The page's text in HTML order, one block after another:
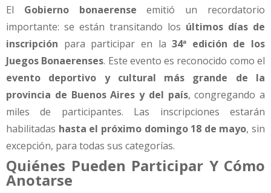
El Gobierno bonaerense emitió un recordatorio
importante: se están transitando los últimos días de
inscripción para participar en la34ª edición de los
Juegos Bonaerenses. Este evento es reconocido como el
evento deportivo y cultural más grande de la
provincia de Buenos Aires y del país, congregando a
miles de participantes. Las inscripciones estarán
habilitadas hasta el próximo domingo 18 de mayo, sin
excepción, para todas sus categorías.
Quiénes Pueden Participar Y Cómo
Anotarse